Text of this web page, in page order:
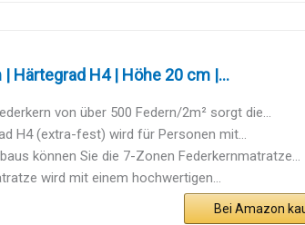
Härtegrad H4 | Höhe 20 cm |...
von über 500 Federn/2m² sorgt die...
H4 (extra-fest) wird für Personen mit...
können Sie die 7-Zonen Federkernmatratze...
wird mit einem hochwertigen...
Bei Amazon